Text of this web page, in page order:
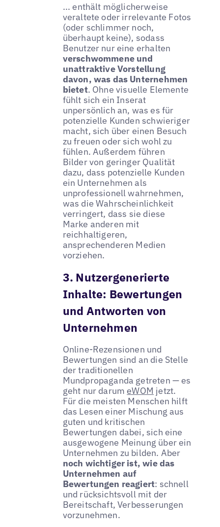
... enthält möglicherweise
veraltete oder irrelevante Fotos
(oder schlimmer noch,
überhaupt keine), sodass
Benutzer nur eine erhalten
verschwommene und
unattraktive Vorstellung
davon, was das Unternehmen
bietet. Ohne visuelle Elemente
fühlt sich ein Inserat
unpersönlich an, was es für
potenzielle Kunden schwieriger
macht, sich über einen Besuch
zu freuen oder sich wohl zu
fühlen. Außerdem führen
Bilder von geringer Qualität
dazu, dass potenzielle Kunden
ein Unternehmen als
unprofessionell wahrnehmen,
was die Wahrscheinlichkeit
verringert, dass sie diese
Marke anderen mit
reichhaltigeren,
ansprechenderen Medien
vorziehen.
3. Nutzergenerierte
Inhalte: Bewertungen
und Antworten von
Unternehmen
Online-Rezensionen und
Bewertungen sind an die Stelle
der traditionellen
Mundpropaganda getreten — es
geht nur darum eWOM jetzt.
Für die meisten Menschen hilft
das Lesen einer Mischung aus
guten und kritischen
Bewertungen dabei, sich eine
ausgewogene Meinung über ein
Unternehmen zu bilden. Aber
noch wichtiger ist, wie das
Unternehmen auf
Bewertungen reagiert: schnell
und rücksichtsvoll mit der
Bereitschaft, Verbesserungen
vorzunehmen.